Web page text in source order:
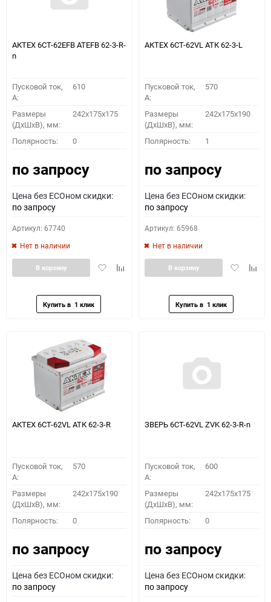
АКТЕХ 6СТ-62EFB ATEFB 62-3-R-
n
Пусковой ток,
A:
610
Размеры
(ДхШхВ), мм:
242x175x175
Полярность: 0
по запросу
Цена без ECOном скидки:
по запросу
Артикул: 67740
Нет в наличии
ДобавитьДобавить
В корзину
АКТЕХ 6СТ-62VL АТК 62-3-L
Пусковой ток,
A:
570
Размеры
(ДхШхВ), мм:
242x175x190
Полярность: 1
по запросу
Цена без ECOном скидки:
по запросу
Артикул: 65968
Нет в наличии
Добавить
В корзину
АКТЕХ 6СТ-62VL АТК 62-3-R
Пусковой ток,
A:
570
Размеры
(ДхШхВ), мм:
242x175x190
Полярность: 0
по запросу
Цена без ECOном скидки:
по запросу
ЗВЕРЬ 6СТ-62VL ZVK 62-3-R-n
Пусковой ток,
A:
600
Размеры
(ДхШхВ), мм:
242x175x175
Полярность: 0
по запросу
Цена без ECOном скидки:
по запросу